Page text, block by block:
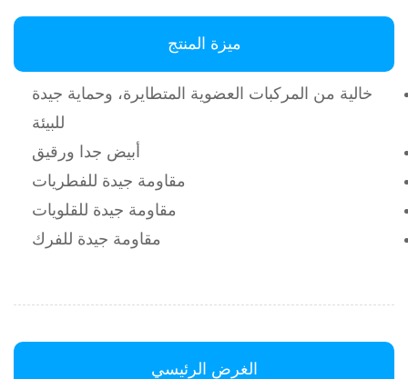
ميزة المنتج
خالية من المركبات العضوية المتطايرة، وحماية جيدة
للبيئة
أبيض جدا ورقيق
مقاومة جيدة للفطريات
مقاومة جيدة للقلويات
مقاومة جيدة للفرك
الغرض الرئيسي